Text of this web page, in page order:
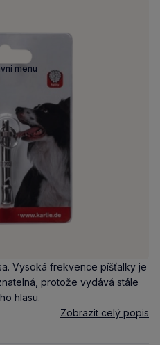
menu
Vysoká frekvence píšťalky je
protože vydává stále
hlasu.
Zobrazit celý popis